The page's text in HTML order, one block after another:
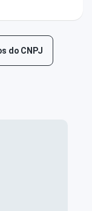
do CNPJ